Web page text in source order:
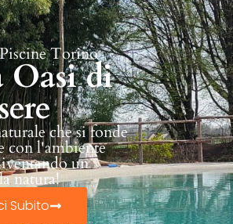
Torino
Oasi di
che si fonde
con l'ambiente
un
natura!
Subito